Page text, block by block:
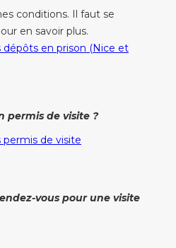
conditions. Il faut se
en savoir plus.
dépôts en prison (Nice et
permis de visite ?
permis de visite
vous pour une visite